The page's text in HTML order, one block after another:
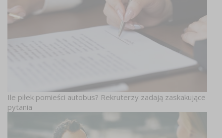
Ile piłek pomieści autobus? Rekruterzy zadają zaskakujące
pytania